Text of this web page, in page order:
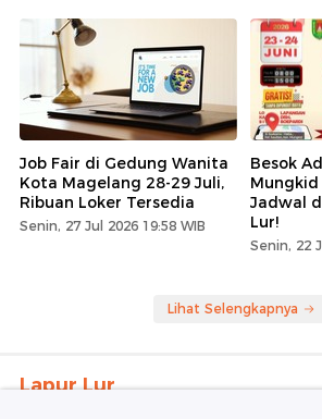
Job Fair di Gedung Wanita
Kota Magelang 28-29 Juli,
Ribuan Loker Tersedia
Senin, 27 Jul 2026 19:58 WIB
Besok
Jadwal
Lur!
Senin, 22
Lihat Selengkapnya
Lapur Lur